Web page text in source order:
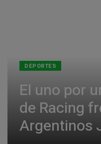
DEPORTES
El uno por
de Racing
Argentinos